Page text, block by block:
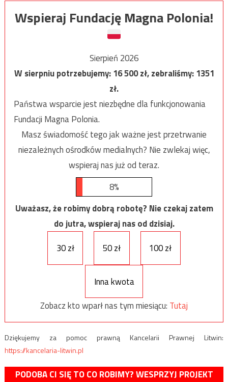
Wspieraj Fundację Magna Polonia!
Sierpień 2026
W sierpniu potrzebujemy:16 500zł, zebraliśmy:1351
zł.
Państwa wsparcie jest niezbędne dla funkcjonowania
Fundacji Magna Polonia.
Masz świadomość tego jak ważne jest przetrwanie
niezależnych ośrodków medialnych? Nie zwlekaj więc,
wspieraj nas już od teraz.
8%
Uważasz, że robimy dobrą robotę? Nie czekaj zatem
do jutra, wspieraj nas od dzisiaj.
30 zł
50 zł 100 zł
Inna kwota
Zobacz kto wparł nas tym miesiącu: Tutaj
Dziękujemy za pomoc prawną Kancelarii Prawnej Litwin:
https://kancelaria-litwin.pl
PODOBA CI SIĘ TO CO ROBIMY? WESPRZYJ PROJEKT